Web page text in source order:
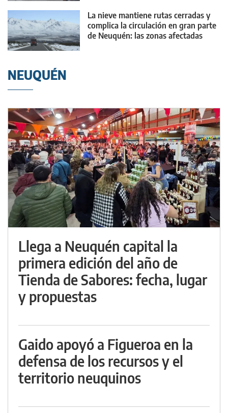
La nieve mantiene rutas cerradas y
complica la circulación en gran parte
de Neuquén: las zonas afectadas
NEUQUÉN
Llega a Neuquén capital la
primera edición del año de
Tienda de Sabores: fecha, lugar
y propuestas
Gaido apoyó a Figueroa en la
defensa de los recursos y el
territorio neuquinos